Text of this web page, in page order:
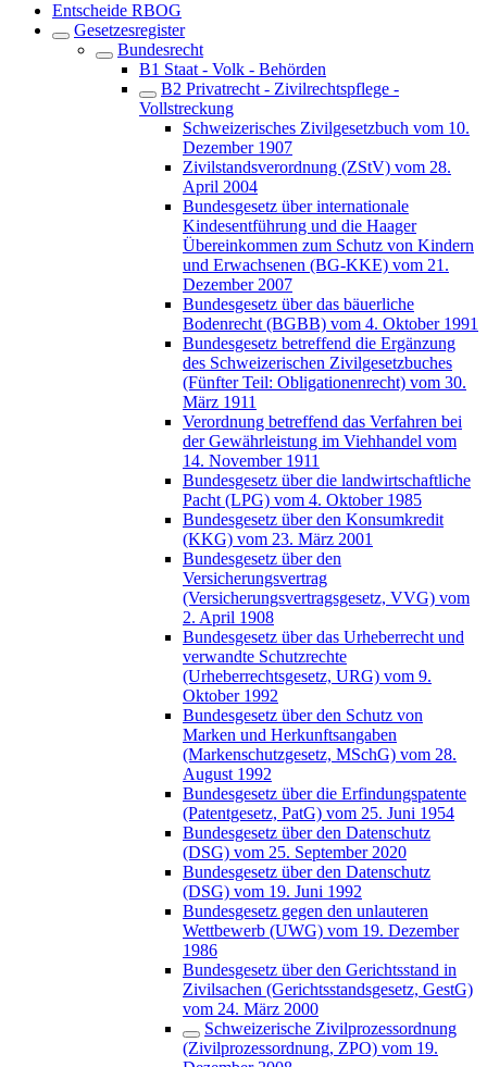
Entscheide RBOG
Gesetzesregister
Bundesrecht
B1 Staat - Volk - Behörden
B2 Privatrecht - Zivilrechtspflege -
Vollstreckung
Schweizerisches Zivilgesetzbuch vom 10.
Dezember 1907
Zivilstandsverordnung (ZStV) vom 28.
April 2004
Bundesgesetz über internationale
Kindesentführung und die Haager
Übereinkommen zum Schutz von Kindern
und Erwachsenen (BG-KKE) vom 21.
Dezember 2007
Bundesgesetz über das bäuerliche
Bodenrecht (BGBB) vom 4. Oktober 1991
Bundesgesetz betreffend die Ergänzung
des Schweizerischen Zivilgesetzbuches
(Fünfter Teil: Obligationenrecht) vom 30.
März 1911
Verordnung betreffend das Verfahren bei
der Gewährleistung im Viehhandel vom
14. November 1911
Bundesgesetz über die landwirtschaftliche
Pacht (LPG) vom 4. Oktober 1985
Bundesgesetz über den Konsumkredit
(KKG) vom 23. März 2001
Bundesgesetz über den
Versicherungsvertrag
(Versicherungsvertragsgesetz, VVG) vom
2. April 1908
Bundesgesetz über das Urheberrecht und
verwandte Schutzrechte
(Urheberrechtsgesetz, URG) vom 9.
Oktober 1992
Bundesgesetz über den Schutz von
Marken und Herkunftsangaben
(Markenschutzgesetz, MSchG) vom 28.
August 1992
Bundesgesetz über die Erfindungspatente
(Patentgesetz, PatG) vom 25. Juni 1954
Bundesgesetz über den Datenschutz
(DSG) vom 25. September 2020
Bundesgesetz über den Datenschutz
(DSG) vom 19. Juni 1992
Bundesgesetz gegen den unlauteren
Wettbewerb (UWG) vom 19. Dezember
1986
Bundesgesetz über den Gerichtsstand in
Zivilsachen (Gerichtsstandsgesetz, GestG)
vom 24. März 2000
Schweizerische Zivilprozessordnung
(Zivilprozessordnung, ZPO) vom 19.